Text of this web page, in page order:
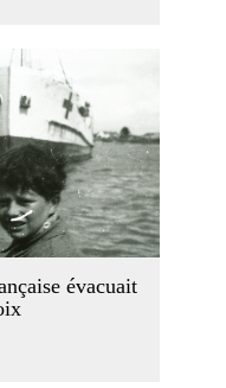
évacuait